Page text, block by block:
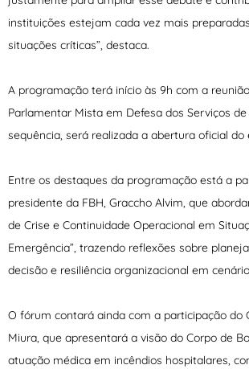
instituições estejam cada vez mais
situações críticas”, destaca.
A programação terá início às 9h com a
Parlamentar Mista em Defesa dos Serviços de
sequência, será realizada a abertura oficial do
Entre os destaques da programação está a
presidente da FBH, Graccho Alvim, que
de Crise e Continuidade Operacional em
Emergência”, trazendo reflexões sobre
decisão e resiliência organizacional em
O fórum contará ainda com a participação do
Miura, que apresentará a visão do Corpo de
atuação médica em incêndios hospitalares,